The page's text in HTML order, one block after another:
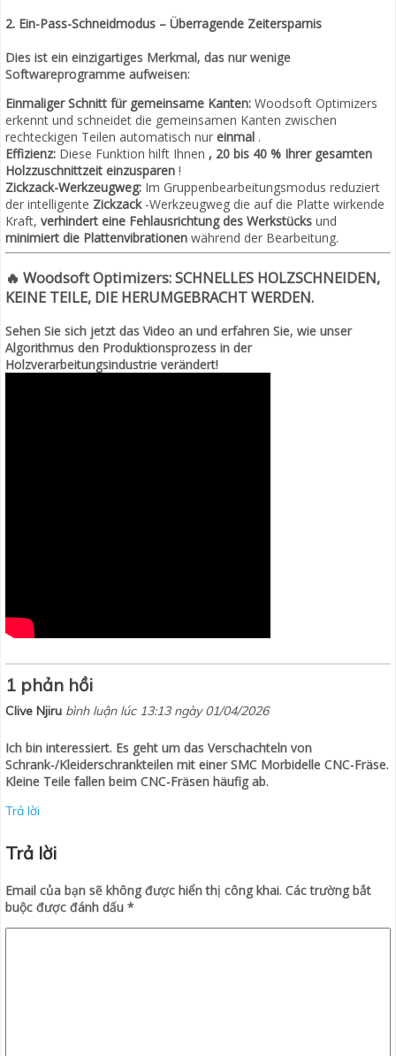
2. Ein-Pass-Schneidmodus – Überragende Zeitersparnis
Dies ist ein einzigartiges Merkmal, das nur wenige
Softwareprogramme aufweisen:
Einmaliger Schnitt für gemeinsame Kanten: Woodsoft Optimizers
erkennt und schneidet die gemeinsamen Kanten zwischen
rechteckigen Teilen automatisch nur einmal .
Effizienz: Diese Funktion hilft Ihnen , 20 bis 40 % Ihrer gesamten
Holzzuschnittzeit einzusparen !
Zickzack-Werkzeugweg: Im Gruppenbearbeitungsmodus reduziert
der intelligente Zickzack-Werkzeugweg die auf die Platte wirkende
Kraft, verhindert eine Fehlausrichtung des Werkstücks und
minimiert die Plattenvibrationen während der Bearbeitung.
🔥 Woodsoft Optimizers: SCHNELLES HOLZSCHNEIDEN,
KEINE TEILE, DIE HERUMGEBRACHT WERDEN.
Sehen Sie sich jetzt das Video an und erfahren Sie, wie unser
Algorithmus den Produktionsprozess in der
Holzverarbeitungsindustrie verändert!
1 phản hồi
Clive Njiru bình luận lúc 13:13 ngày 01/04/2026
Ich bin interessiert. Es geht um das Verschachteln von
Schrank-/Kleiderschrankteilen mit einer SMC Morbidelle CNC-Fräse.
Kleine Teile fallen beim CNC-Fräsen häufig ab.
Trả lời
Trả lời
Email của bạn sẽ không được hiển thị công khai. Các trường bắt
buộc được đánh dấu *